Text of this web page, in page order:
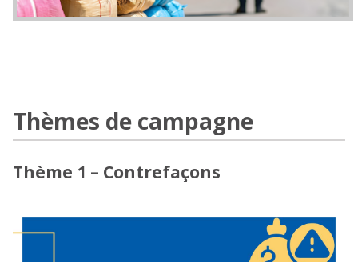
Thèmes de campagne
Thème 1 – Contrefaçons